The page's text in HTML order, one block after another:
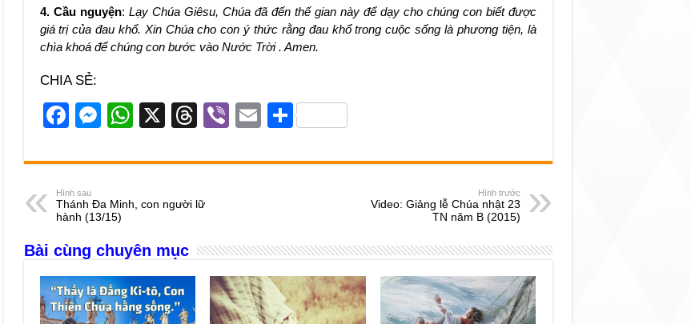
4. Cầu nguyện: Lạy Chúa Giêsu, Chúa đã đến thế gian này để dạy cho chúng con biết được
giá trị của đau khổ. Xin Chúa cho con ý thức rằng đau khổ trong cuộc sống là phương tiện, là
chìa khoá để chúng con bước vào Nước Trời . Amen.
CHIA SẺ:
F
c
e
b
o
o
k
M
ss
n
g
er
W
at
A
p
p
X
T
e
d
s
Vi
er
E
ail
S
ar
Hình sau
Thánh Đa Minh, con người lữ
hành (13/15)
Hình trước
Video: Giảng lễ Chúa nhật 23
TN năm B (2015)
Bài cùng chuyên mục